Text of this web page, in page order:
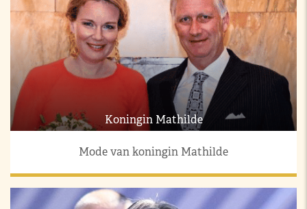
Koningin Mathilde
Mode van koningin Mathilde